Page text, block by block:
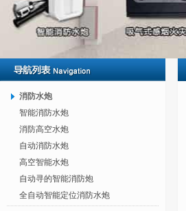
消防水炮
智能消防水炮
消防高空水炮
自动消防水炮
高空智能水炮
自动寻的智能消防炮
全自动智能定位消防水炮